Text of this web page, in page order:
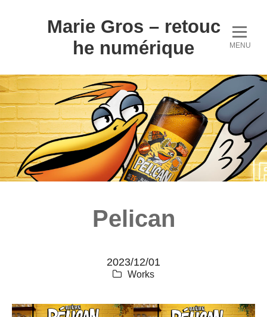
Marie Gros – retouc
he numérique
MENU
Pelican
2023/12/01
Works